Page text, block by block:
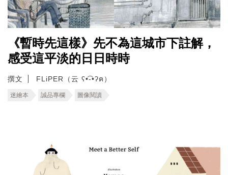
《暫時先這樣》先不為這城市下註解，
感受這平淡的日日時時
撰文 FLiPER（云 ʕ•͡-•ʔฅ）
迷繪本 誠品專欄 圖像閱讀